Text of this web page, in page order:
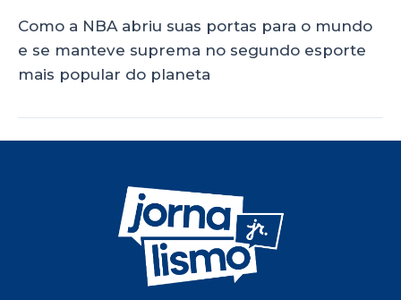
Como a NBA abriu suas portas para o mundo
e se manteve suprema no segundo esporte
mais popular do planeta